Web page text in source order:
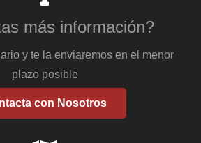
más información?
y te la enviaremos en el menor
plazo posible
con Nosotros